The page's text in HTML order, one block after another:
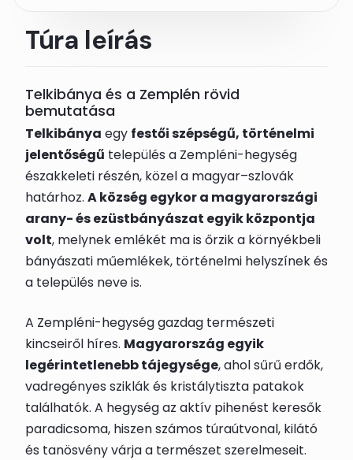
Túra leírás
Telkibánya és a Zemplén rövid
bemutatása
Telkibánya egy festői szépségű, történelmi
jelentőségű település a Zempléni-hegység
északkeleti részén, közel a magyar–szlovák
határhoz. A község egykor a magyarországi
arany- és ezüstbányászat egyik központja
volt, melynek emlékét ma is őrzik a környékbeli
bányászati műemlékek, történelmi helyszínek és
a település neve is.
A Zempléni-hegység gazdag természeti
kincseiről híres. Magyarország egyik
legérintetlenebb tájegysége, ahol sűrű erdők,
vadregényes sziklák és kristálytiszta patakok
találhatók. A hegység az aktív pihenést keresők
paradicsoma, hiszen számos túraútvonal, kilátó
és tanösvény várja a természet szerelmeseit.